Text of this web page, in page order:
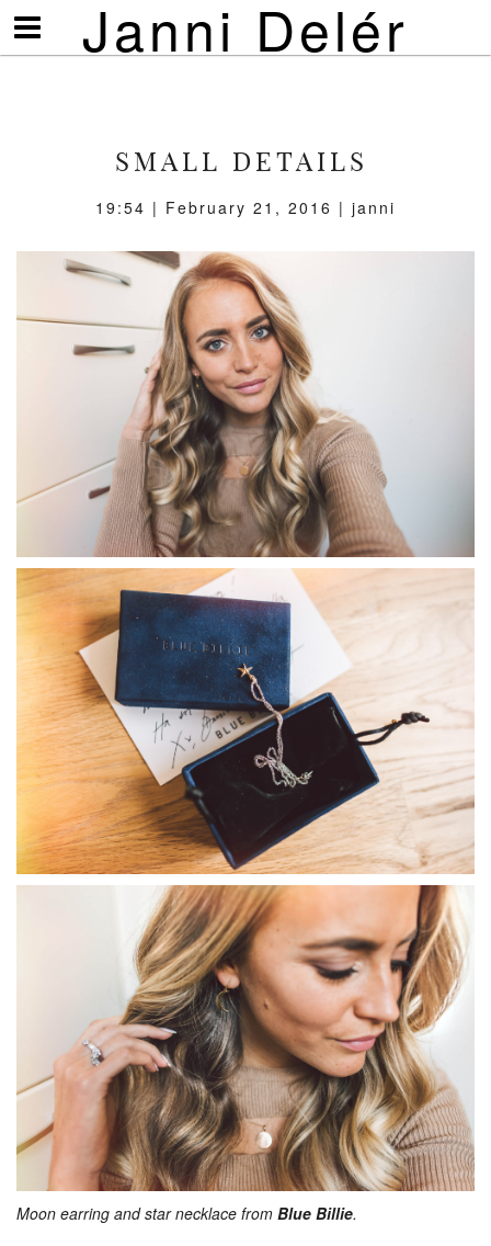
Janni Delér
Visa/göm
meny
SMALL DETAILS
19:54 | February 21, 2016 | janni
Moon earring and star necklace from Blue Billie.